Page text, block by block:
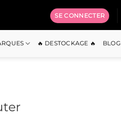
SE CONNECTER
🔥 DESTOCKAGE 🔥 BLOG